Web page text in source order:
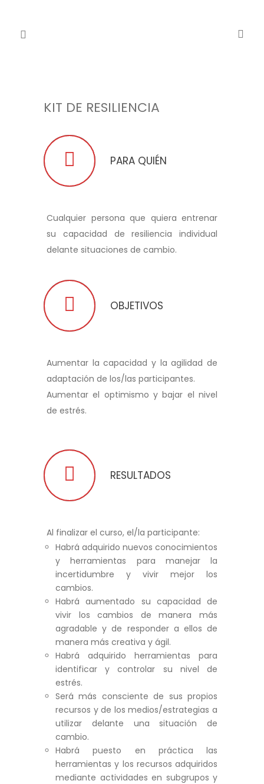
KIT DE RESILIENCIA
PARA QUIÉN
Cualquier persona que quiera entrenar
su capacidad de resiliencia individual
delante situaciones de cambio.
OBJETIVOS
Aumentar la capacidad y la agilidad de
adaptación de los/las participantes.
Aumentar el optimismo y bajar el nivel
de estrés.
RESULTADOS
Al finalizar el curso, el/la participante:
Habrá adquirido nuevos conocimientos
y herramientas para manejar la
incertidumbre y vivir mejor los
cambios.
Habrá aumentado su capacidad de
vivir los cambios de manera más
agradable y de responder a ellos de
manera más creativa y ágil.
Habrá adquirido herramientas para
identificar y controlar su nivel de
estrés.
Será más consciente de sus propios
recursos y de los medios/estrategias a
utilizar delante una situación de
cambio.
Habrá puesto en práctica las
herramientas y los recursos adquiridos
mediante actividades en subgrupos y